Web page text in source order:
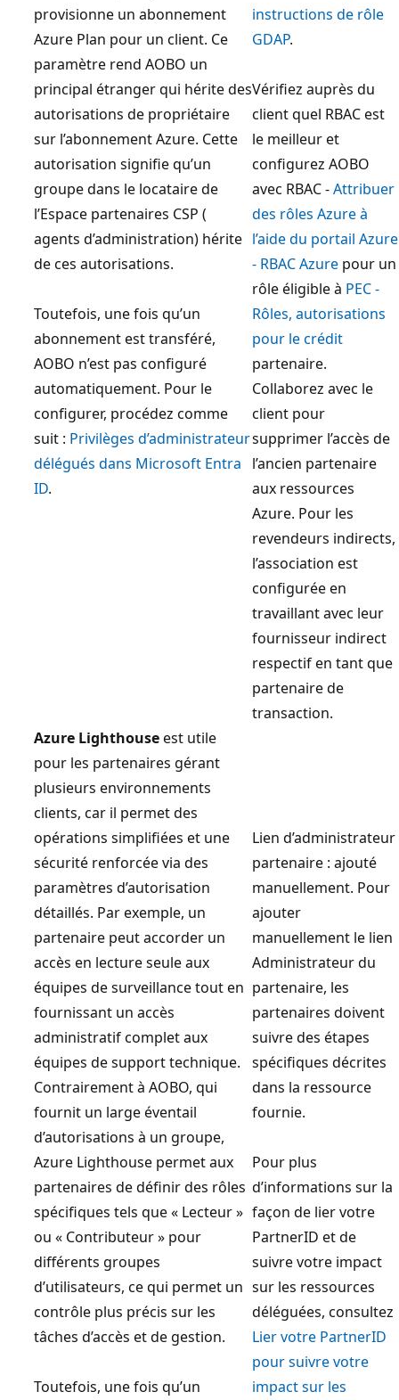
provisionne un abonnement
Azure Plan pour un client. Ce
paramètre rend AOBO un
principal étranger qui hérite des
autorisations de propriétaire
sur l’abonnement Azure. Cette
autorisation signifie qu’un
groupe dans le locataire de
l’Espace partenaires CSP (
agents d’administration) hérite
de ces autorisations.
Toutefois, une fois qu’un
abonnement est transféré,
AOBO n’est pas configuré
automatiquement. Pour le
configurer, procédez comme
suit : Privilèges d’administrateur
délégués dans Microsoft Entra
ID.
instructions de rôle
GDAP.
Vérifiez auprès du
client quel RBAC est
le meilleur et
configurez AOBO
avec RBAC -Attribuer
des rôles Azure à
l’aide du portail Azure
- RBAC Azure pour un
rôle éligible à PEC -
Rôles, autorisations
pour le crédit
partenaire.
Collaborez avec le
client pour
supprimer l’accès de
l’ancien partenaire
aux ressources
Azure. Pour les
revendeurs indirects,
l’association est
configurée en
travaillant avec leur
fournisseur indirect
respectif en tant que
partenaire de
transaction.
Azure Lighthouseest utile
pour les partenaires gérant
plusieurs environnements
clients, car il permet des
opérations simplifiées et une
sécurité renforcée via des
paramètres d’autorisation
détaillés. Par exemple, un
partenaire peut accorder un
accès en lecture seule aux
équipes de surveillance tout en
fournissant un accès
administratif complet aux
équipes de support technique.
Contrairement à AOBO, qui
fournit un large éventail
d’autorisations à un groupe,
Azure Lighthouse permet aux
partenaires de définir des rôles
spécifiques tels que « Lecteur »
ou « Contributeur » pour
différents groupes
d’utilisateurs, ce qui permet un
contrôle plus précis sur les
tâches d’accès et de gestion.
Toutefois, une fois qu’un
Lien d’administrateur
partenaire : ajouté
manuellement. Pour
ajouter
manuellement le lien
Administrateur du
partenaire, les
partenaires doivent
suivre des étapes
spécifiques décrites
dans la ressource
fournie.
Pour plus
d’informations sur la
façon de lier votre
PartnerID et de
suivre votre impact
sur les ressources
déléguées, consultez
Lier votre PartnerID
pour suivre votre
impact sur les